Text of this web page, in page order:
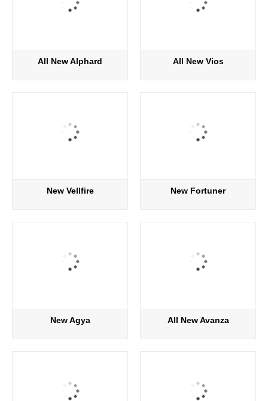
All New Alphard All New Vios
New Vellfire New Fortuner
New Agya All New Avanza